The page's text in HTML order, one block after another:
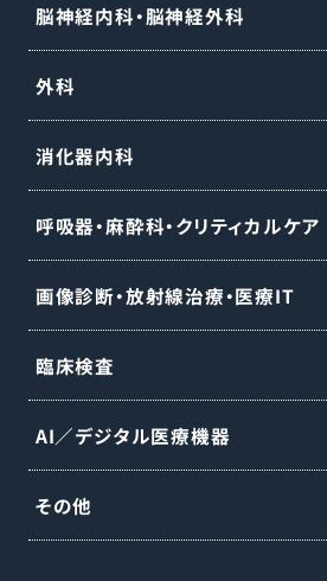
脳神経内科・脳神経外科
外科
消化器内科
呼吸器・麻酔科・クリティカルケア
画像診断・放射線治療・医療IT
臨床検査
AI／デジタル医療機器
その他